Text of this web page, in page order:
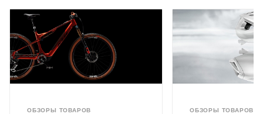
ОБЗОРЫ ТОВАРОВ ОБЗОРЫ ТОВАРОВ